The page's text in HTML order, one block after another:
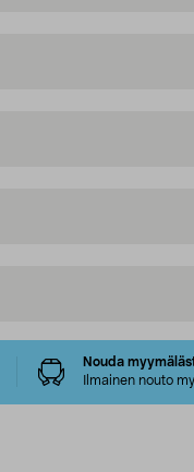
Nouda
Ilmainen nouto